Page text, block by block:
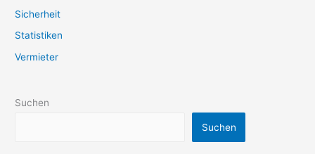
Sicherheit
Statistiken
Vermieter
Suchen
Suchen